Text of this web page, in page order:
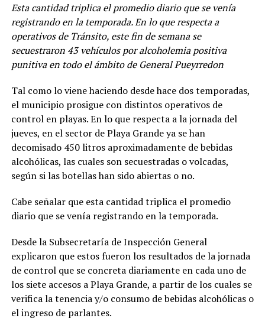
Esta cantidad triplica el promedio diario que se venía
registrando en la temporada. En lo que respecta a
operativos de Tránsito, este fin de semana se
secuestraron 43 vehículos por alcoholemia positiva
punitiva en todo el ámbito de General Pueyrredon
Tal como lo viene haciendo desde hace dos temporadas,
el municipio prosigue con distintos operativos de
control en playas. En lo que respecta a la jornada del
jueves, en el sector de Playa Grande ya se han
decomisado 450 litros aproximadamente de bebidas
alcohólicas, las cuales son secuestradas o volcadas,
según si las botellas han sido abiertas o no.
Cabe señalar que esta cantidad triplica el promedio
diario que se venía registrando en la temporada.
Desde la Subsecretaría de Inspección General
explicaron que estos fueron los resultados de la jornada
de control que se concreta diariamente en cada uno de
los siete accesos a Playa Grande, a partir de los cuales se
verifica la tenencia y/o consumo de bebidas alcohólicas o
el ingreso de parlantes.